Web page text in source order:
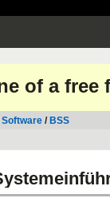
of a free
/ BSS